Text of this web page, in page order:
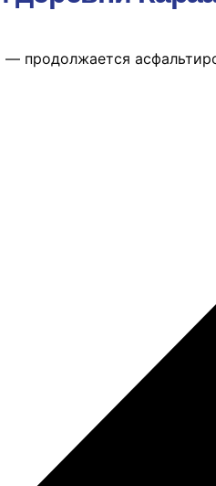
продолжается